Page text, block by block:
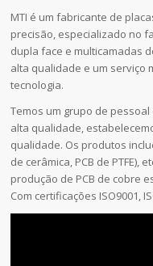
MTI é um fabricante de
precisão, especializado no
dupla face e multicamadas
alta qualidade e um serviço
tecnologia.
Temos um grupo de
alta qualidade,
qualidade. Os produtos
de cerâmica, PCB de PTFE),
produção de PCB de cobre
Com certificações ISO9001,